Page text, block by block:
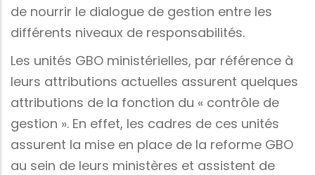
de nourrir le dialogue de gestion entre les
différents niveaux de responsabilités.
Les unités GBO ministérielles, par référence à
leurs attributions actuelles assurent quelques
attributions de la fonction du « contrôle de
gestion ». En effet, les cadres de ces unités
assurent la mise en place de la reforme GBO
au sein de leurs ministères et assistent de